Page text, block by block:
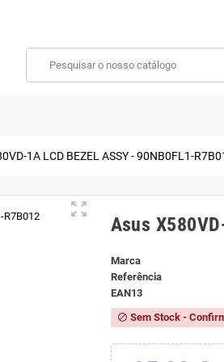
1A LCD BEZEL ASSY - 90NB0FL1-
zoom_out_map
Asus
Marca
Referência
EAN13
block Sem Stock -